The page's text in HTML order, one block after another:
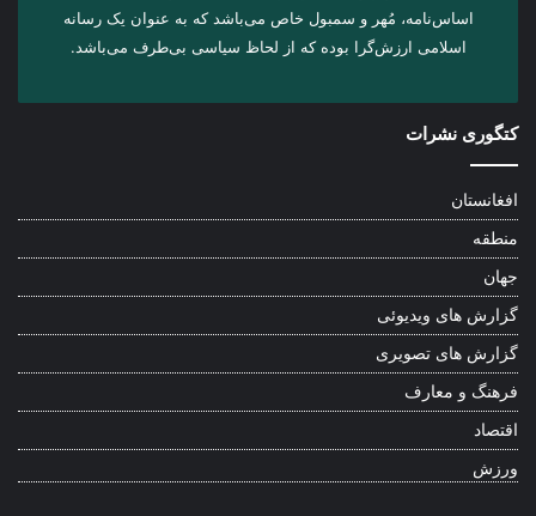
اساس‌نامه، مُهر و سمبول خاص می‌باشد که به عنوان یک رسانه
اسلامی ارزش‌گرا بوده که از لحاظ سیاسی بی‌طرف می‌باشد.
کتگوری نشرات
افغانستان
منطقه
جهان
گزارش های ویدیوئی
گزارش های تصویری
فرهنگ و معارف
اقتصاد
ورزش